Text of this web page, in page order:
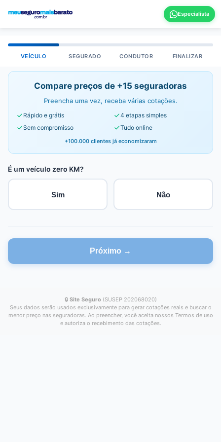
VEÍCULO SEGURADO CONDUTOR FINALIZAR
Compare preços de +15 seguradoras
Preencha uma vez, receba várias cotações.
Rápido e grátis
4 etapas simples
Sem compromisso
Tudo online
+100.000 clientes já economizaram
É um veículo zero KM?
Sim Não
Próximo →
🔒 Site Seguro (SUSEP 202068020)
Seus dados serão usados exclusivamente para gerar cotações reais e buscar o
menor preço nas seguradoras. Ao preencher, você aceita nossos Termos de uso
e autoriza o recebimento das cotações.